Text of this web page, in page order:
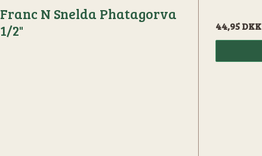
Franc N Snelda Phatagorva
1/2"
44,95 DKK